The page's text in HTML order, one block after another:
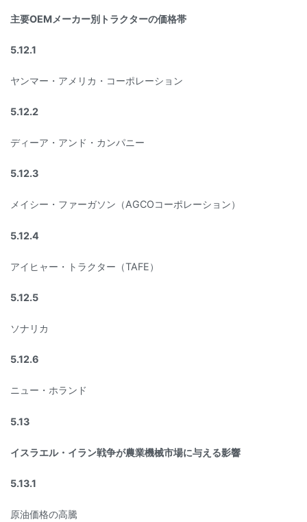
主要OEMメーカー別トラクターの価格帯
5.12.1
ヤンマー・アメリカ・コーポレーション
5.12.2
ディーア・アンド・カンパニー
5.12.3
メイシー・ファーガソン（AGCOコーポレーション）
5.12.4
アイヒャー・トラクター（TAFE）
5.12.5
ソナリカ
5.12.6
ニュー・ホランド
5.13
イスラエル・イラン戦争が農業機械市場に与える影響
5.13.1
原油価格の高騰